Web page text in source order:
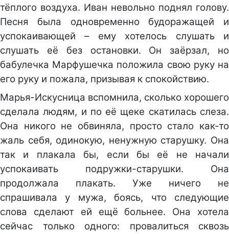
тёплого воздуха. Иван невольно поднял голову.
Песня была одновременно будоражащей и
успокаивающей – ему хотелось слушать и
слушать её без остановки. Он заёрзал, но
бабулечка Марфушечка положила свою руку на
его руку и пожала, призывая к спокойствию.
Марья-Искусница вспомнила, сколько хорошего
сделала людям, и по её щеке скатилась слеза.
Она никого не обвиняла, просто стало как-то
жаль себя, одинокую, ненужную старушку. Она
так и плакала бы, если бы её не начали
успокаивать подружки-старушки. Она
продолжала плакать. Уже ничего не
спрашивала у мужа, боясь, что следующие
слова сделают ей ещё больнее. Она хотела
сейчас только одного: провалиться сквозь